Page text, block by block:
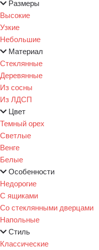
Размеры
Высокие
Узкие
Небольшие
Материал
Стеклянные
Деревянные
Из сосны
Из ЛДСП
Цвет
Темный орех
Светлые
Венге
Белые
Особенности
Недорогие
С ящиками
Со стеклянными дверцами
Напольные
Стиль
Классические